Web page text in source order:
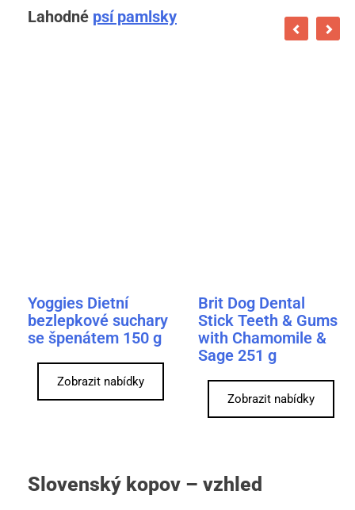
Lahodné psí pamlsky
Yoggies Dietní
bezlepkové suchary
se špenátem 150 g
Zobrazit nabídky
Brit Dog Dental
Stick Teeth & Gums
with Chamomile &
Sage 251 g
Zobrazit nabídky
Slovenský kopov – vzhled